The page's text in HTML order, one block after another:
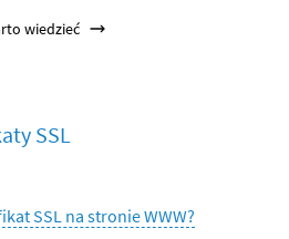
wiedzieć
SSL
SSL na stronie WWW?